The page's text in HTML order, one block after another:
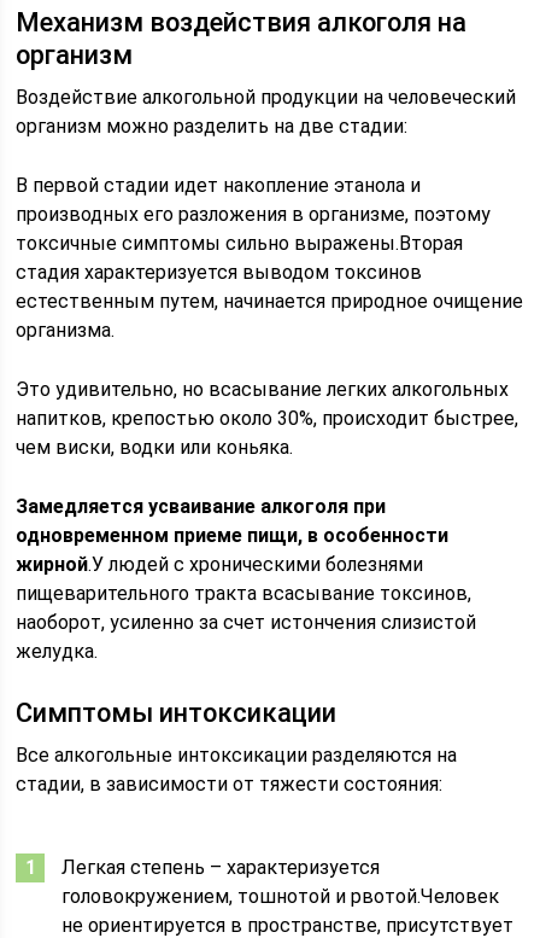
Механизм воздействия алкоголя на
организм
Воздействие алкогольной продукции на человеческий
организм можно разделить на две стадии:
В первой стадии идет накопление этанола и
производных его разложения в организме, поэтому
токсичные симптомы сильно выражены.Вторая
стадия характеризуется выводом токсинов
естественным путем, начинается природное очищение
организма.
Это удивительно, но всасывание легких алкогольных
напитков, крепостью около 30%, происходит быстрее,
чем виски, водки или коньяка.
Замедляется усваивание алкоголя при
одновременном приеме пищи, в особенности
жирной.У людей с хроническими болезнями
пищеварительного тракта всасывание токсинов,
наоборот, усиленно за счет истончения слизистой
желудка.
Симптомы интоксикации
Все алкогольные интоксикации разделяются на
стадии, в зависимости от тяжести состояния:
Легкая степень – характеризуется
головокружением, тошнотой и рвотой.Человек
не ориентируется в пространстве, присутствует